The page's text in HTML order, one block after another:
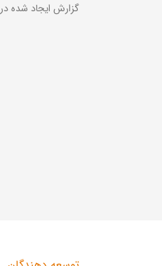
گزارش ایجاد شده در 2026-08-08 ساعت 01:20:24 (UTC +03:30).